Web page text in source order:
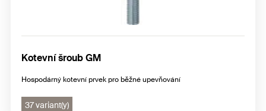
Kotevní šroub GM
Hospodárný kotevní prvek pro běžné upevňování
37 variant(y)